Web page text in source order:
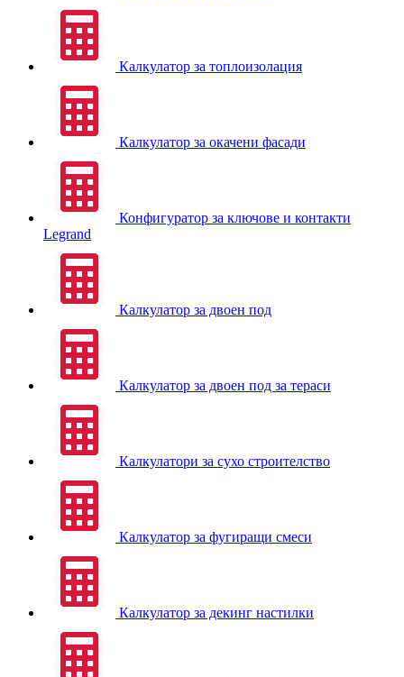
Калкулатор за топлоизолация
Калкулатор за окачени фасади
Конфигуратор за ключове и контакти
Legrand
Калкулатор за двоен под
Калкулатор за двоен под за тераси
Калкулатори за сухо строителство
Калкулатор за фугиращи смеси
Калкулатор за декинг настилки